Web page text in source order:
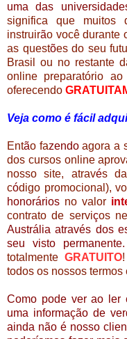
uma das
significa que muitos
instruirão você durante
as questões do seu
Brasil ou no restante
online preparatório
oferecendo
Veja como é fácil
Então fazendoagora a
dos cursos online
nosso site, através
código promocional),
honorários no valor
contrato de serviços
Austrália através dos
seu visto permanente.
totalmente GRATUITO!
todos os nossos termos
Como pode ver ao ler
uma informação de
ainda não é nosso